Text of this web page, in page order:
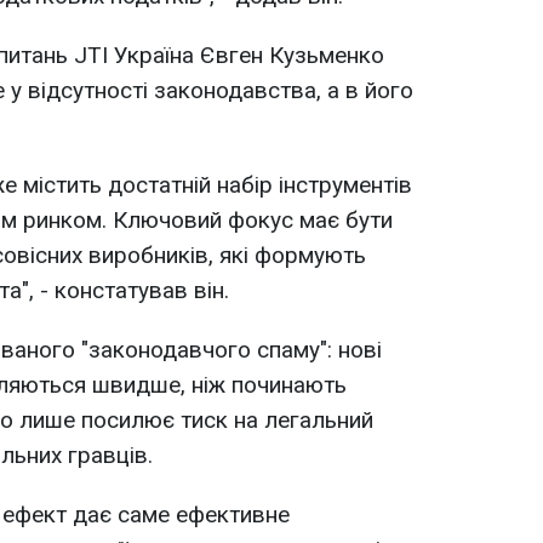
JTI Україна Євген Кузьменко
відсутності законодавства, а в його
достатній набір інструментів
ринком. Ключовий фокус має бути
виробників, які формують
- констатував він.
"законодавчого спаму": нові
швидше, ніж починають
лише посилює тиск на легальний
гравців.
дає саме ефективне